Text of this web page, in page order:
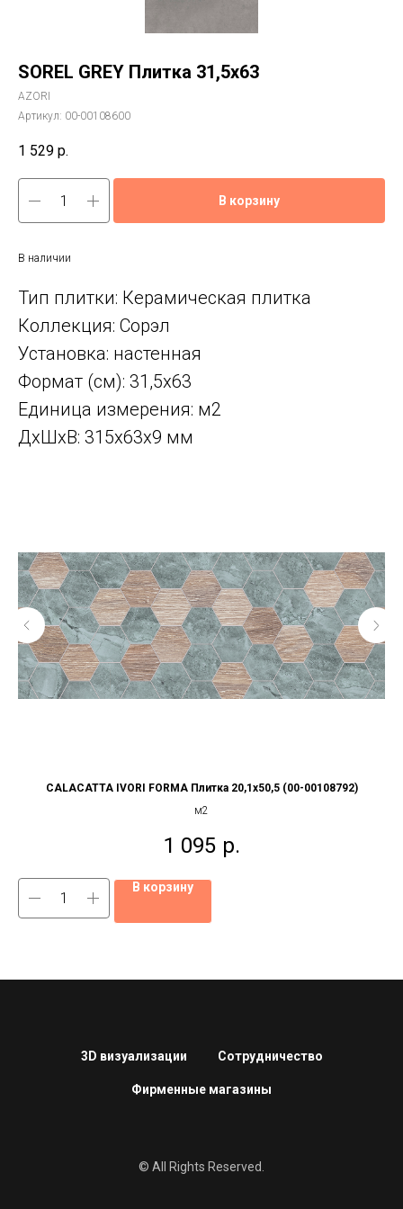
SOREL GREY Плитка 31,5x63
AZORI
Артикул: 00-00108600
1 529 р.
В корзину
В наличии
Тип плитки: Керамическая плитка
Коллекция: Сорэл
Установка: настенная
Формат (см): 31,5x63
Единица измерения: м2
ДxШxВ: 315x63x9 мм
CALACATTA IVORI FORMA Плитка 20,1x50,5 (00-00108792)
м2
1 095 р.
В корзину
3D визуализации Сотрудничество
Фирменные магазины
© All Rights Reserved.